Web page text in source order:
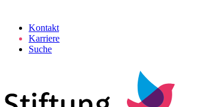
Kontakt
Karriere
Suche